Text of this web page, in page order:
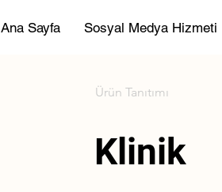
Ana Sayfa Sosyal Medya Hizmeti
Ürün Tanıtımı
Klinik